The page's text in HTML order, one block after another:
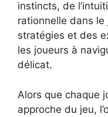
instincts, de
rationnelle dans
stratégies et des
les joueurs à
délicat.
Alors que chaque
approche du jeu,